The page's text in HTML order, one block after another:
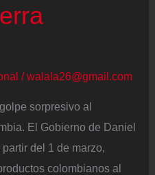
/walala26@gmail.com
sorpresivo al
El Gobierno de Daniel
del 1 de marzo,
colombianos al